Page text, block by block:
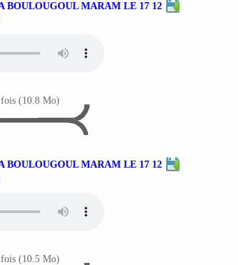
BOULOUGOUL MARAM LE 17 12
(10.8 Mo)
BOULOUGOUL MARAM LE 17 12
(10.5 Mo)